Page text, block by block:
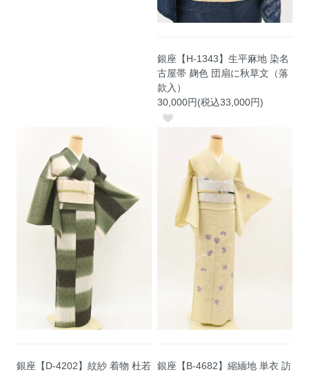
銀座【H-1343】生平麻地 染名
古屋帯 麹色 団扇に秋草文（落
款入）
30,000円(税込33,000円)
銀座【D-4202】紋紗 着物 杜若 銀座【B-4682】縮緬地 単衣 訪